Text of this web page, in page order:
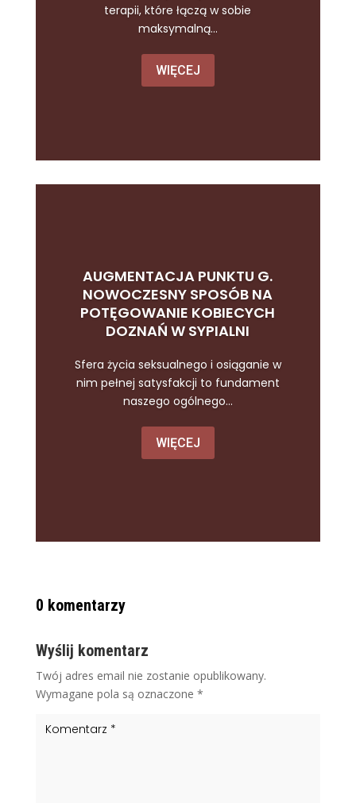
terapii, które łączą w sobie
maksymalną...
WIĘCEJ
AUGMENTACJA PUNKTU G.
NOWOCZESNY SPOSÓB NA
POTĘGOWANIE KOBIECYCH
DOZNAŃ W SYPIALNI
Sfera życia seksualnego i osiąganie w
nim pełnej satysfakcji to fundament
naszego ogólnego...
WIĘCEJ
0 komentarzy
Wyślij komentarz
Twój adres email nie zostanie opublikowany.
Wymagane pola są oznaczone *